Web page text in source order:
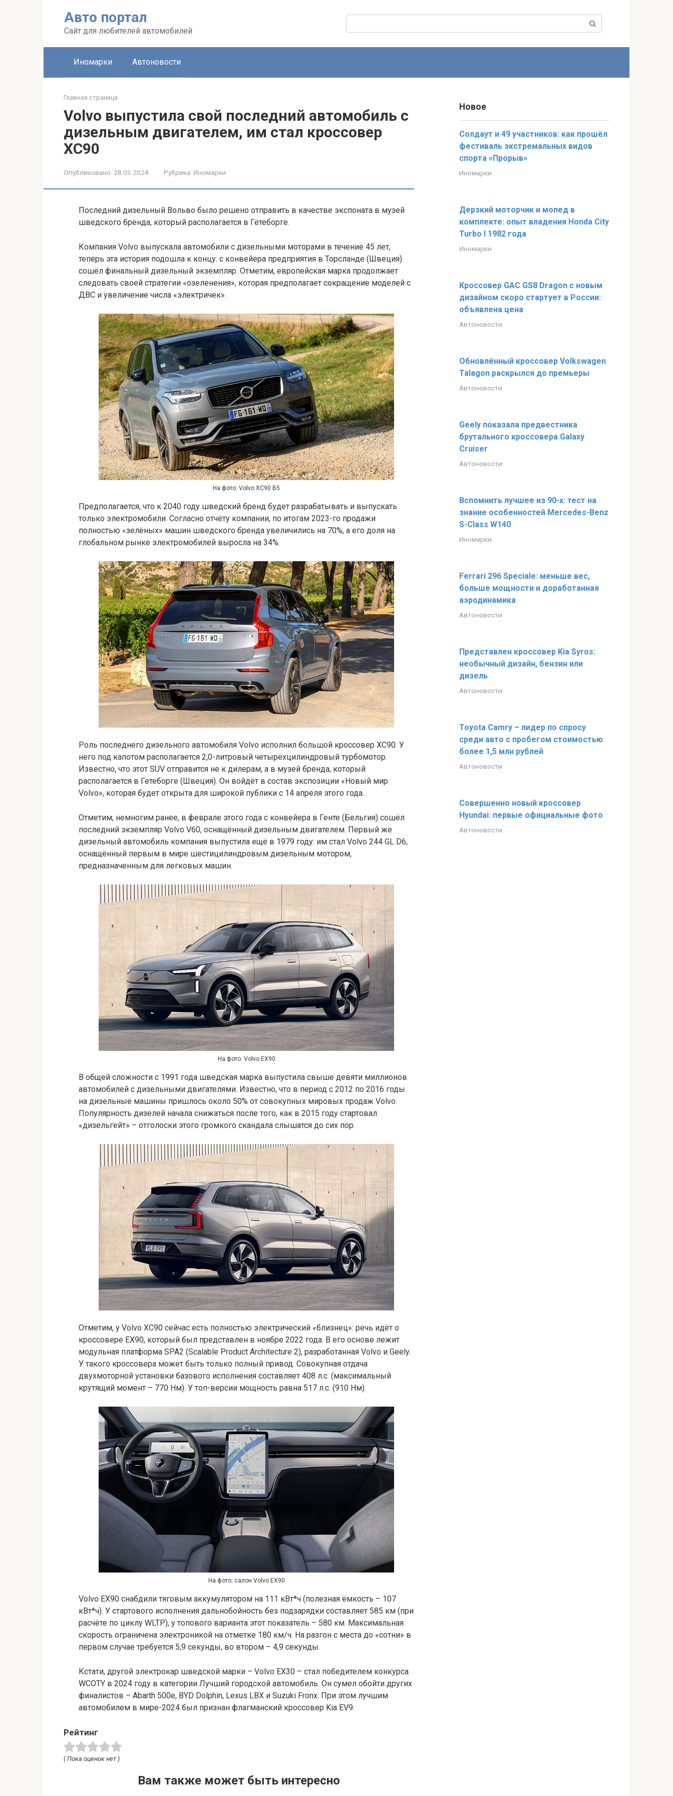
Авто портал
Сайт для любителей автомобилей
Иномарки Автоновости
Главная страница
Volvo выпустила свой последний автомобиль с
дизельным двигателем, им стал кроссовер
XC90
Опубликовано: 28.03.2024 Рубрика: Иномарки
Последний дизельный Вольво было решено отправить в качестве экспоната в музей
шведского бренда, который располагается в Гетеборге.
Компания Volvo выпускала автомобили с дизельными моторами в течение 45 лет,
теперь эта история подошла к концу: с конвейера предприятия в Торсланде (Швеция)
сошёл финальный дизельный экземпляр. Отметим, европейская марка продолжает
следовать своей стратегии «озеленения», которая предполагает сокращение моделей с
ДВС и увеличение числа «электричек».
На фото: Volvo XC90 B5
Предполагается, что к 2040 году шведский бренд будет разрабатывать и выпускать
только электромобили. Согласно отчёту компании, по итогам 2023-го продажи
полностью «зелёных» машин шведского бренда увеличились на 70%, а его доля на
глобальном рынке электромобилей выросла на 34%.
Роль последнего дизельного автомобиля Volvo исполнил большой кроссовер XC90. У
него под капотом располагается 2,0-литровый четырёхцилиндровый турбомотор.
Известно, что этот SUV отправится не к дилерам, а в музей бренда, который
располагается в Гетеборге (Швеция). Он войдёт в состав экспозиции «Новый мир
Volvo», которая будет открыта для широкой публики с 14 апреля этого года.
Отметим, немногим ранее, в феврале этого года с конвейера в Генте (Бельгия) сошёл
последний экземпляр Volvo V60, оснащённый дизельным двигателем. Первый же
дизельный автомобиль компания выпустила ещё в 1979 году: им стал Volvo 244 GL D6,
оснащённый первым в мире шестицилиндровым дизельным мотором,
предназначенным для легковых машин.
На фото: Volvo EX90
В общей сложности с 1991 года шведская марка выпустила свыше девяти миллионов
автомобилей с дизельными двигателями. Известно, что в период с 2012 по 2016 годы
на дизельные машины пришлось около 50% от совокупных мировых продаж Volvo.
Популярность дизелей начала снижаться после того, как в 2015 году стартовал
«дизельгейт» – отголоски этого громкого скандала слышатся до сих пор.
Отметим, у Volvo XC90 сейчас есть полностью электрический «близнец»: речь идёт о
кроссовере EX90, который был представлен в ноябре 2022 года. В его основе лежит
модульная платформа SPA2 (Scalable Product Architecture 2), разработанная Volvo и Geely.
У такого кроссовера может быть только полный привод. Совокупная отдача
двухмоторной установки базового исполнения составляет 408 л.с. (максимальный
крутящий момент – 770 Нм). У топ-версии мощность равна 517 л.с. (910 Нм).
На фото: салон Volvo EX90
Volvo EX90 снабдили тяговым аккумулятором на 111 кВт*ч (полезная ёмкость – 107
кВт*ч). У стартового исполнения дальнобойность без подзарядки составляет 585 км (при
расчёте по циклу WLTP), у топового варианта этот показатель – 580 км. Максимальная
скорость ограничена электроникой на отметке 180 км/ч. На разгон с места до «сотни» в
первом случае требуется 5,9 секунды, во втором – 4,9 секунды.
Кстати, другой электрокар шведской марки – Volvo EX30 – стал победителем конкурса
WCOTY в 2024 году в категории Лучший городской автомобиль. Он сумел обойти других
финалистов – Abarth 500e, BYD Dolphin, Lexus LBX и Suzuki Fronx. При этом лучшим
автомобилем в мире-2024 был признан флагманский кроссовер Kia EV9.
Рейтинг
( Пока оценок нет )
Вам также может быть интересно
Новое
Солдаут и 49 участников: как прошёл
фестиваль экстремальных видов
спорта «Прорыв»
Иномарки
Дерзкий моторчик и мопед в
комплекте: опыт владения Honda City
Turbo I 1982 года
Иномарки
Кроссовер GAC GS8 Dragon с новым
дизайном скоро стартует в России:
объявлена цена
Автоновости
Обновлённый кроссовер Volkswagen
Talagon раскрылся до премьеры
Автоновости
Geely показала предвестника
брутального кроссовера Galaxy
Cruiser
Автоновости
Вспомнить лучшее из 90-х: тест на
знание особенностей Mercedes-Benz
S-Class W140
Иномарки
Ferrari 296 Speciale: меньше вес,
больше мощности и доработанная
аэродинамика
Автоновости
Представлен кроссовер Kia Syros:
необычный дизайн, бензин или
дизель
Автоновости
Toyota Camry – лидер по спросу
среди авто с пробегом стоимостью
более 1,5 млн рублей
Автоновости
Совершенно новый кроссовер
Hyundai: первые официальные фото
Автоновости